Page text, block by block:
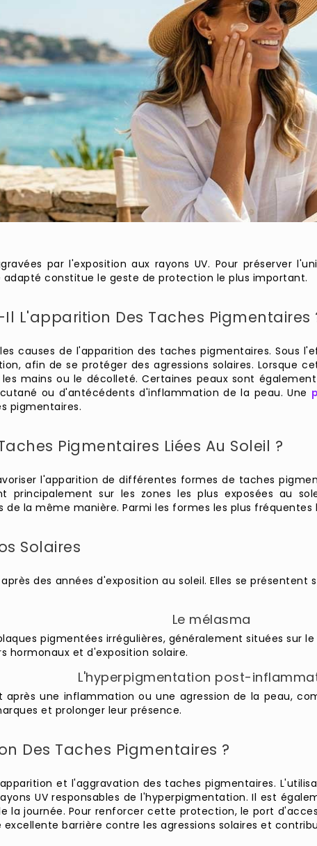
par l'exposition aux rayons UV. Pour préserver
constitue le geste de protection le plus important.
L'apparition Des Taches Pigmentaires
causes de l'apparition des taches pigmentaires. Sous
afin de se protéger des agressions solaires. Lorsque
mains ou le décolleté. Certaines peaux sont
ou d'antécédents d'inflammation de la peau. Une
pigmentaires.
Pigmentaires Liées Au Soleil ?
l'apparition de différentes formes de taches
principalement sur les zones les plus exposées au
la même manière. Parmi les formes les plus fréquentes
Solaires
des années d'exposition au soleil. Elles se
Le mélasma
pigmentées irrégulières, généralement situées sur
hormonaux et d'exposition solaire.
L'hyperpigmentation post-
une inflammation ou une agression de la peau,
et prolonger leur présence.
Des Taches Pigmentaires ?
et l'aggravation des taches pigmentaires.
UV responsables de l'hyperpigmentation. Il est
la journée. Pour renforcer cette protection, le port
barrière contre les agressions solaires et